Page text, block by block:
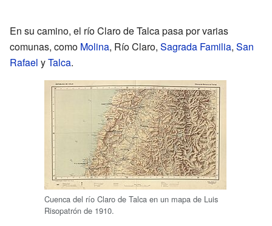
En su camino, el río Claro de Talca pasa por varias
comunas, como Molina, Río Claro, Sagrada Familia, San
Rafael yTalca.
Cuenca del río Claro de Talca en un mapa de Luis
Risopatrón de 1910.